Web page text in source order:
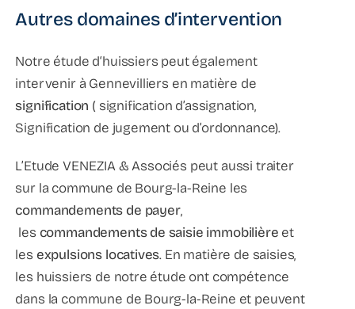
Autres domaines d’intervention
Notre étude d‘huissiers peut également
intervenir à Gennevilliers en matière de
signification ( signification d’assignation,
Signification de jugement ou d’ordonnance).
L’Etude VENEZIA & Associés peut aussi traiter
sur la commune de Bourg-la-Reine les
commandements de payer,
les commandements de saisie immobilière et
les expulsions locatives. En matière de saisies,
les huissiers de notre étude ont compétence
dans la commune de Bourg-la-Reine et peuvent